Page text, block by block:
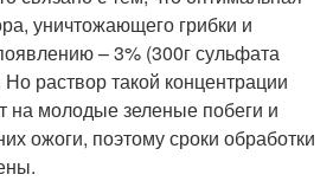
уничтожающего грибки и
– 3% (300г сульфата
раствор такой концентрации
на молодые зеленые побеги и
ожоги, поэтому сроки обработки